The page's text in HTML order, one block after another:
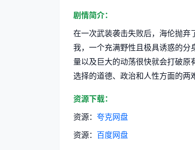
剧情简介：
在一次武装袭击失败后，海伦抛弃
我，一个充满野性且极具诱惑的分
量以及巨大的动荡很快就会打破
选择的道德、政治和人性方面的两
资源下载：
资源： 夸克网盘
资源： 百度网盘